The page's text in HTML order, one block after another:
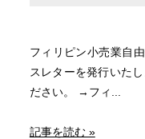
フィリピン小売業自
スレターを発行いた
ださい。 →フィ...
記事を読む »